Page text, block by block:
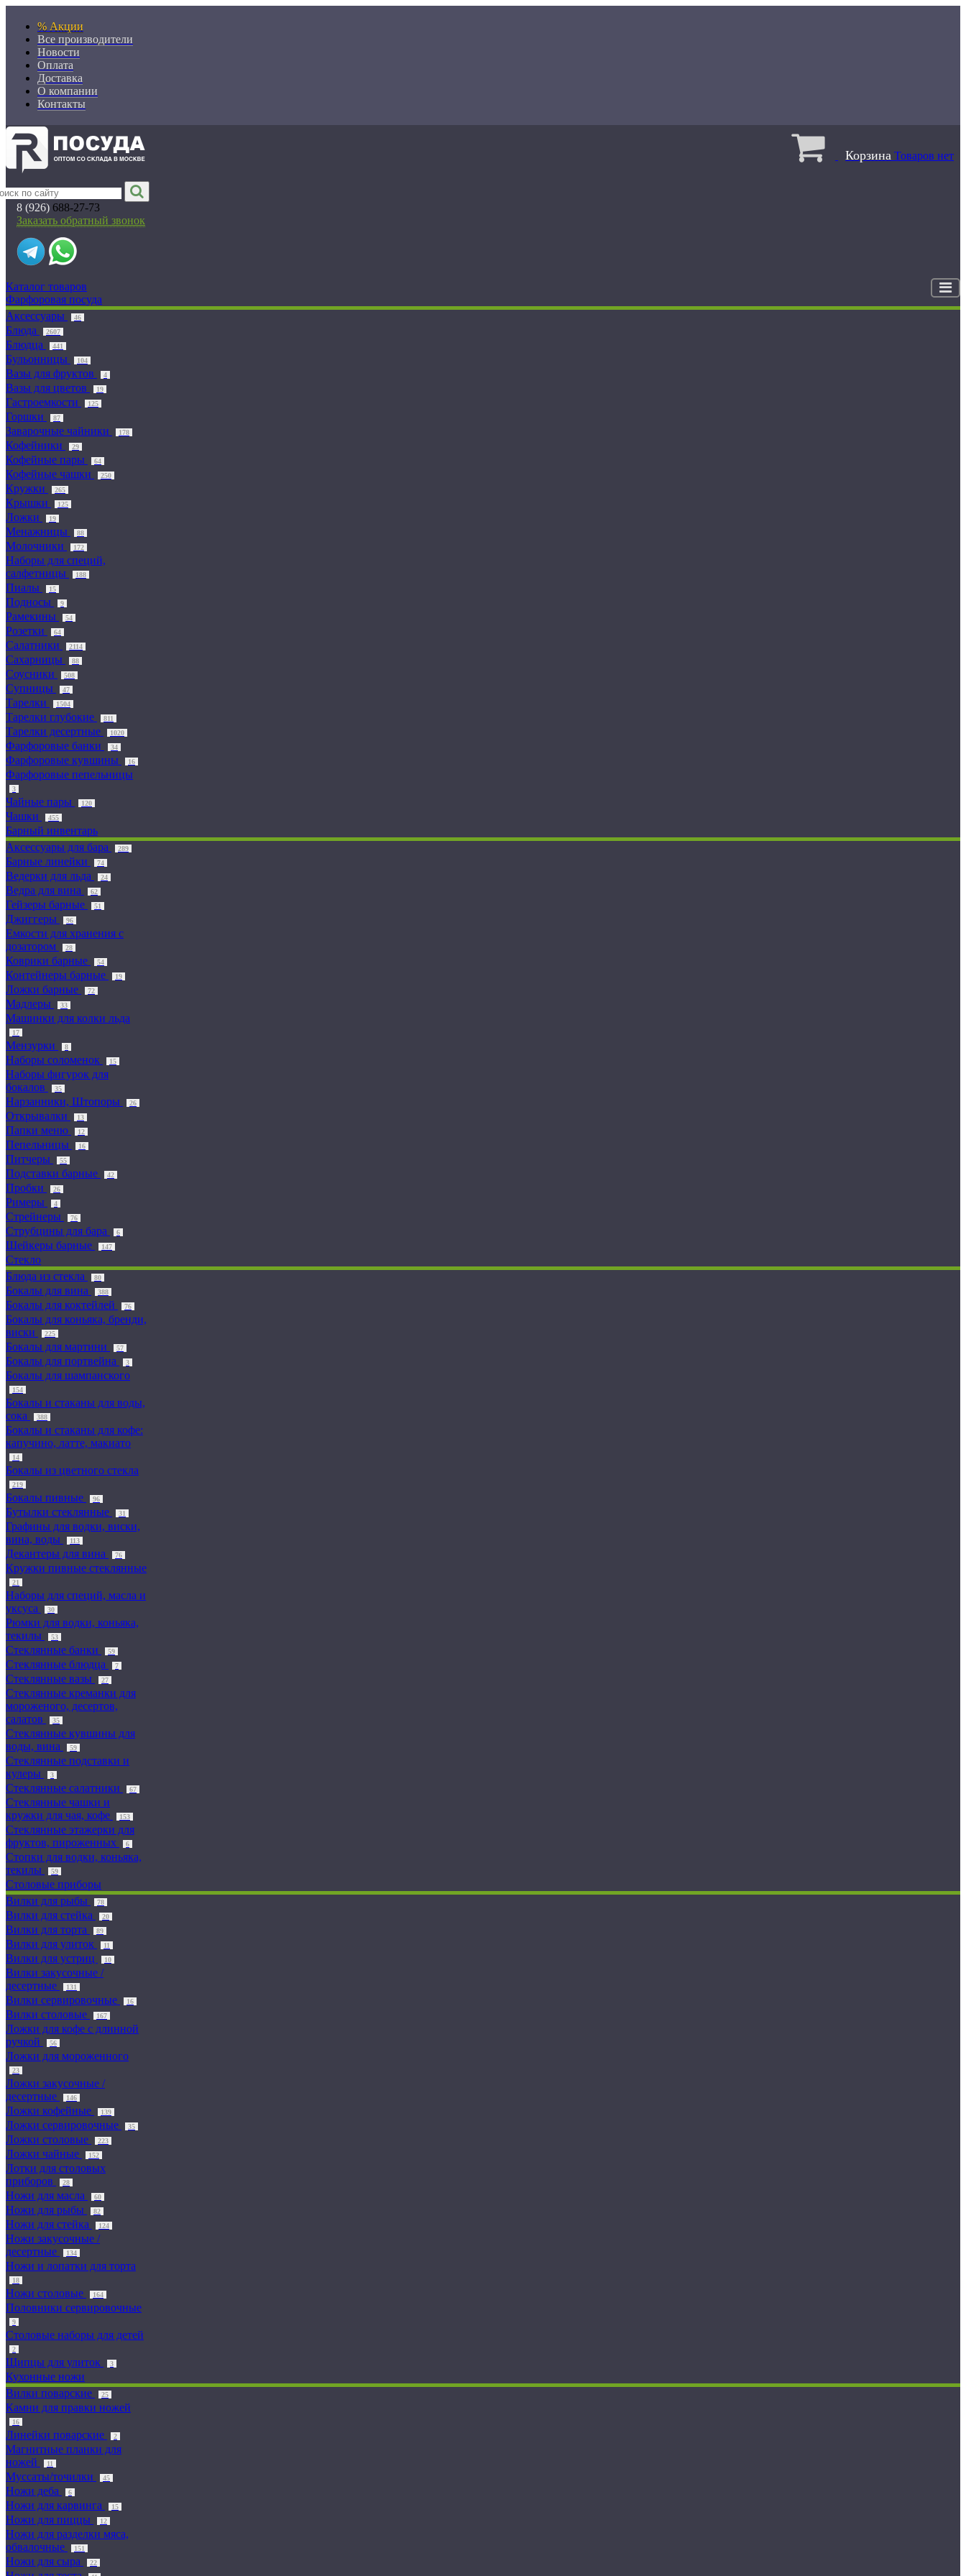
% Акции
Все производители
Новости
Оплата
Доставка
О компании
Контакты
Корзина Товаров нет
8 (926) 688-27-73
Заказать обратный звонок
Каталог товаров
Фарфоровая посуда
Аксессуары
46
Блюда 2607
Блюдца 441
Бульонницы 104
Вазы для фруктов 4
Вазы для цветов 19
Гастроемкости 125
Горшки 87
Заварочные чайники 178
Кофейники 29
Кофейные пары 64
Кофейные чашки 250
Кружки 265
Крышки 125
Ложки 19
Менажницы 88
Молочники 172
Наборы для специй,
салфетницы
188
Пиалы 15
Подносы 9
Рамекины 54
Розетки 64
Салатники 2114
Сахарницы 88
Соусники 508
Супницы 47
Тарелки 1504
Тарелки глубокие 811
Тарелки десертные 1020
Фарфоровые банки 34
Фарфоровые кувшины 16
Фарфоровые пепельницы
3
Чайные пары 120
Чашки 455
Барный инвентарь
Аксессуары для бара
289
Барные линейки 74
Ведерки для льда 24
Ведра для вина 62
Гейзеры барные 51
Джиггеры 96
Емкости для хранения с
дозатором
28
Коврики барные 54
Контейнеры барные 19
Ложки барные 72
Мадлеры 33
Машинки для колки льда
17
Мензурки 8
Наборы соломенок 15
Наборы фигурок для
бокалов
35
Нарзанники, Штопоры 26
Открывалки 13
Папки меню 12
Пепельницы 16
Питчеры 55
Подставки барные 42
Пробки 26
Римеры 4
Стрейнеры 76
Струбцины для бара 6
Шейкеры барные 147
Стекло
Блюда из стекла
80
Бокалы для вина 388
Бокалы для коктейлей 76
Бокалы для коньяка, бренди,
виски
225
Бокалы для мартини 57
Бокалы для портвейна 3
Бокалы для шампанского
154
Бокалы и стаканы для воды,
сока
388
Бокалы и стаканы для кофе:
капучино, латте, макиато
14
Бокалы из цветного стекла
219
Бокалы пивные 96
Бутылки стеклянные 31
Графины для водки, виски,
вина, воды
113
Декантеры для вина 76
Кружки пивные стеклянные
21
Наборы для специй, масла и
уксуса
30
Рюмки для водки, коньяка,
текилы
53
Стеклянные банки 59
Стеклянные блюдца 7
Стеклянные вазы 27
Стеклянные креманки для
мороженого, десертов,
салатов
35
Стеклянные кувшины для
воды, вина
59
Стеклянные подставки и
кулеры
3
Стеклянные салатники 67
Стеклянные чашки и
кружки для чая, кофе
153
Стеклянные этажерки для
фруктов, пироженных
6
Стопки для водки, коньяка,
текилы
59
Столовые приборы
Вилки для рыбы
78
Вилки для стейка 20
Вилки для торта 89
Вилки для улиток 11
Вилки для устриц 10
Вилки закусочные /
десертные
131
Вилки сервировочные 16
Вилки столовые 167
Ложки для кофе с длинной
ручкой
56
Ложки для мороженного
23
Ложки закусочные /
десертные
146
Ложки кофейные 139
Ложки сервировочные 35
Ложки столовые 223
Ложки чайные 152
Лотки для столовых
приборов
28
Ножи для масла 60
Ножи для рыбы 82
Ножи для стейка 124
Ножи закусочные /
десертные
134
Ножи и лопатки для торта
18
Ножи столовые 164
Половники сервировочные
9
Столовые наборы для детей
2
Щипцы для улиток 3
Кухонные ножи
Вилки поварские
25
Камни для правки ножей
16
Линейки поварские 2
Магнитные планки для
ножей
11
Муссаты/точилки 45
Ножи деба 6
Ножи для карвинга 15
Ножи для пиццы 12
Ножи для разделки мяса,
обвалочные
151
Ножи для сыра 22